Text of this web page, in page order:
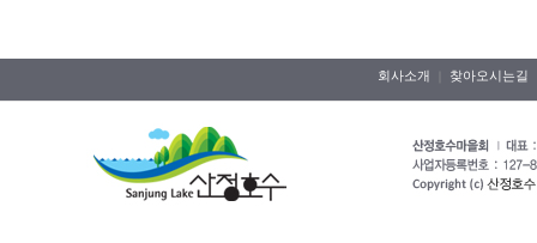
회사소개 찾아오시는길